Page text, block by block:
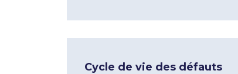
Cycle de vie des défauts